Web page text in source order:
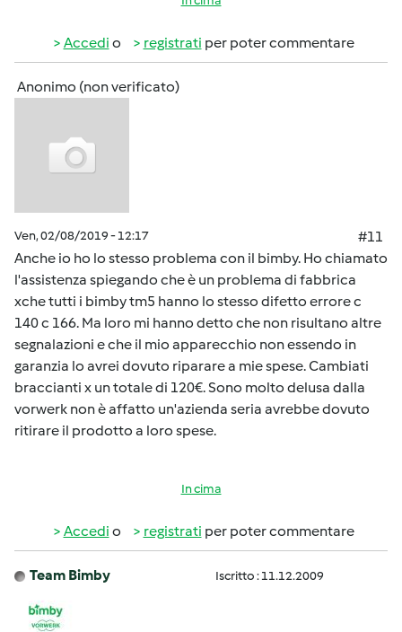
Accedi o registrati per poter commentare
Anonimo (non verificato)
Ven, 02/08/2019 - 12:17
#11
Anche io ho lo stesso problema con il bimby. Ho chiamato
l'assistenza spiegando che è un problema di fabbrica
xche tutti i bimby tm5 hanno lo stesso difetto errore c
140 c 166. Ma loro mi hanno detto che non risultano altre
segnalazioni e che il mio apparecchio non essendo in
garanzia lo avrei dovuto riparare a mie spese. Cambiati
braccianti x un totale di 120€. Sono molto delusa dalla
vorwerk non è affatto un'azienda seria avrebbe dovuto
ritirare il prodotto a loro spese.
In cima
Accedi o registrati per poter commentare
Team Bimby Iscritto : 11.12.2009